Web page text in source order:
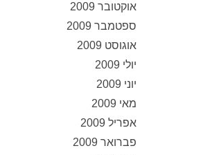
אוקטובר 2009
ספטמבר 2009
אוגוסט 2009
יולי 2009
יוני 2009
מאי 2009
אפריל 2009
פברואר 2009